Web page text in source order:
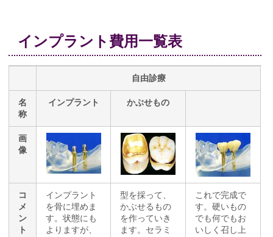
インプラント費用一覧表
自由診療
名
称
インプラント かぶせもの
画
像
コ
メ
ン
ト
インプラント
を骨に埋めま
す。状態にも
よりますが、
型を採って、
かぶせるもの
を作っていき
ます。セラミ
これで完成で
す。硬いもの
でも何でもお
いしく召し上